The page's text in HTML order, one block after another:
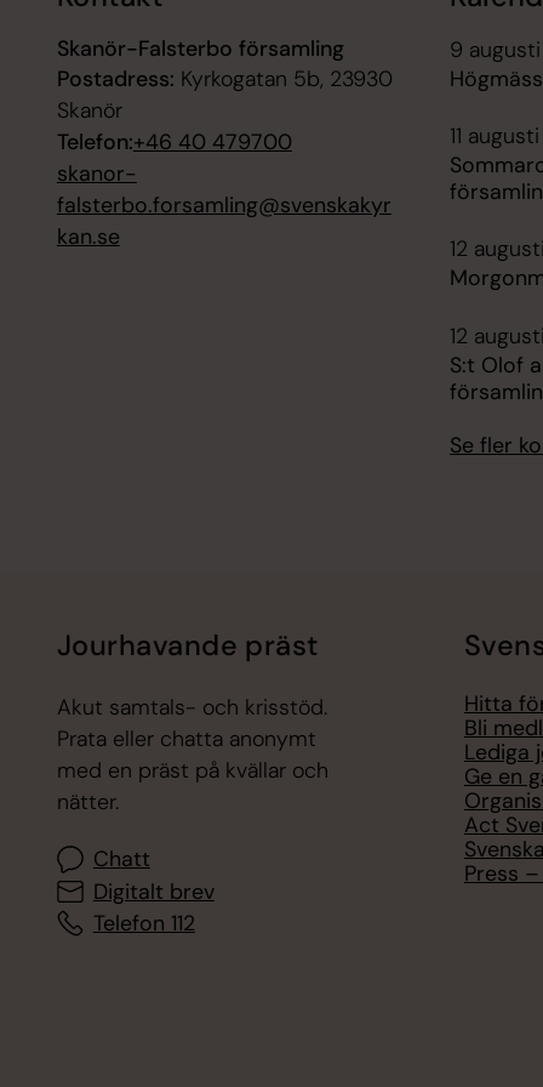
Skanör-Falsterbo församling
Postadress: Kyrkogatan 5b, 23930
Skanör
Telefon:+46 40 479700
skanor-
falsterbo.forsamling@svenskakyr
kan.se
9 augusti
11
12
12
S:t Olof
Se fler
Jourhavande präst
Akut samtals- och krisstöd.
Prata eller chatta anonymt
med en präst på kvällar och
nätter.
Chatt
Digitalt brev
Telefon 112
Hitta
Bli
Lediga
Ge en
Act
Press